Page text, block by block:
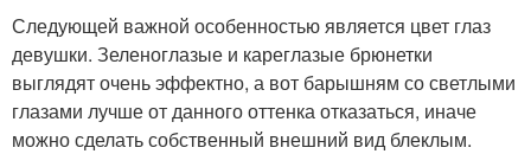
Следующей важной особенностью является цвет глаз
девушки. Зеленоглазые и кареглазые брюнетки
выглядят очень эффектно, а вот барышням со светлыми
глазами лучше от данного оттенка отказаться, иначе
можно сделать собственный внешний вид блеклым.